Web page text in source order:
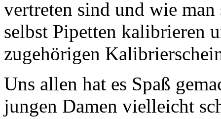
vertreten sind und wie
selbst Pipetten kalibrieren
zugehörigen
Uns allen hat es Spaß
jungen Damen vielleicht